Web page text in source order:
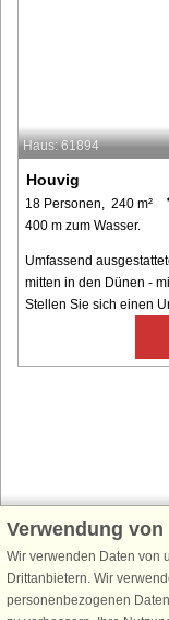
Haus: 61894
Houvig
18 Personen, 240 m²
400 m zum Wasser.
Umfassend
mitten in den Dünen -
Stellen Sie sich einen
Schließen Sie sich
Erhalten Sie einen
Ferienhausurlaub -
Verwendung
Wir verwenden Daten von
Drittanbietern. Wir
personenbezogenen